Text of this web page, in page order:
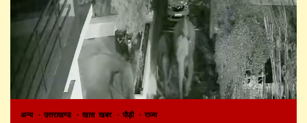
अन्य उत्तराखण्ड खास खबर पौड़ी राज्य